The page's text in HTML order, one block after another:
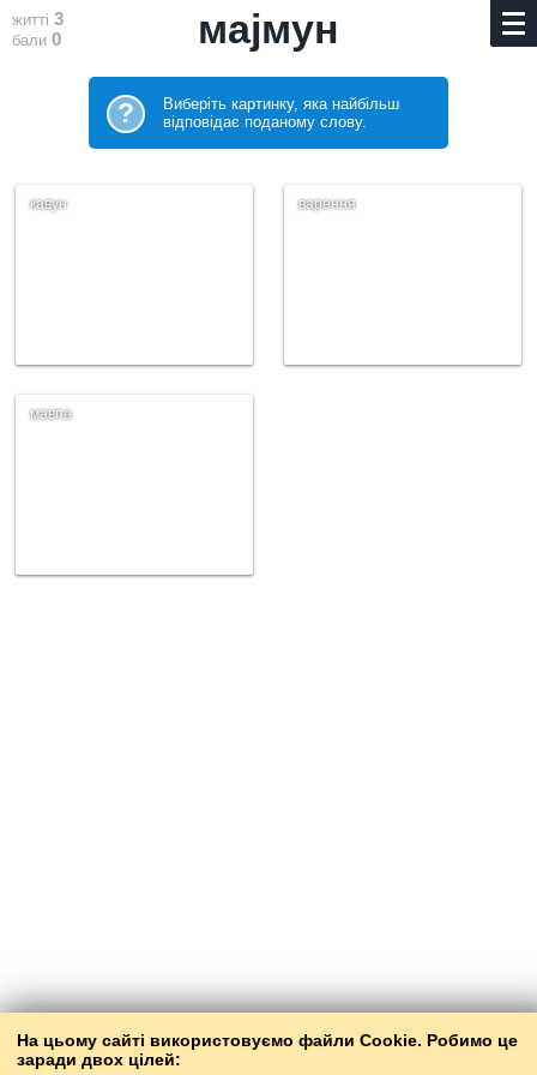
На цьому сайті використовуємо файли Cookie. Робимо це
заради двох цілей:
житті 3
бали 0 мајмун
?
Виберіть картинку, яка найбільш
відповідає поданому слову.
кавун варення
мавпа